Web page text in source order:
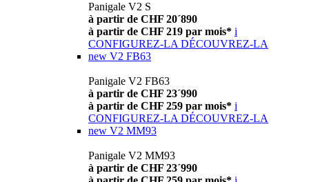
Panigale V2 S
à partir de CHF 20´890
à partir de CHF 219 par mois* i
CONFIGUREZ-LA DÉCOUVREZ-LA
new V2 FB63
Panigale V2 FB63
à partir de CHF 23´990
à partir de CHF 259 par mois* i
CONFIGUREZ-LA DÉCOUVREZ-LA
new V2 MM93
Panigale V2 MM93
à partir de CHF 23´990